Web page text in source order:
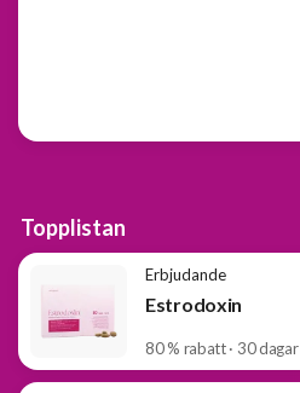
Topplistan
Erbjudande
Estrodoxin
80 % rabatt · 30 dagar